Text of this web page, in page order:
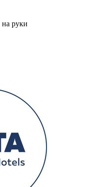
на руки